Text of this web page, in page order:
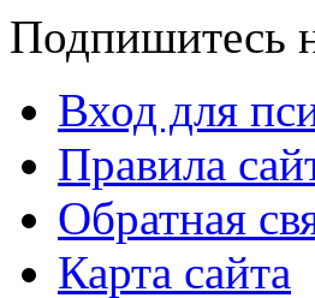
Подпишитесь
Вход для
Правила
Обратная
Карта сайта